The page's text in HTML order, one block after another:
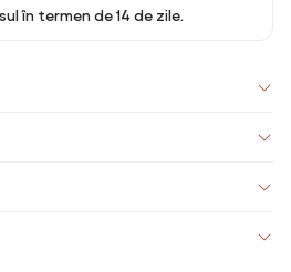
în termen de 14 de zile.